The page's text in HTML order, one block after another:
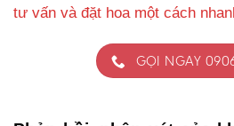
tư vấn và đặt hoa một cách
GỌI NGAY